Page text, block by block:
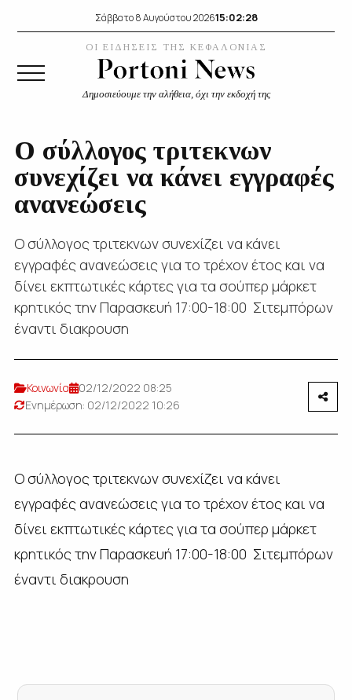
Σάββατο 8 Αυγούστου 202615:02:29
ΟΙ ΕΙΔΗΣΕΙΣ ΤΗΣ ΚΕΦΑΛΟΝΙΑΣ
Δημοσιεύουμε την αλήθεια, όχι την εκδοχή της
Ο σύλλογος τριτεκνων
συνεχίζει να κάνει εγγραφές
ανανεώσεις
Ο σύλλογος τριτεκνων συνεχίζει να κάνει
εγγραφές ανανεώσεις για το τρέχον έτος και να
δίνει εκπτωτικές κάρτες για τα σούπερ μάρκετ
κρητικός την Παρασκευή 17:00-18:00 Σιτεμπόρων
έναντι διακρουση
Κοινωνία
02/12/2022 08:25
Ενημέρωση: 02/12/2022 10:26
Ο σύλλογος τριτεκνων συνεχίζει να κάνει
εγγραφές ανανεώσεις για το τρέχον έτος και να
δίνει εκπτωτικές κάρτες για τα σούπερ μάρκετ
κρητικός την Παρασκευή 17:00-18:00 Σιτεμπόρων
έναντι διακρουση